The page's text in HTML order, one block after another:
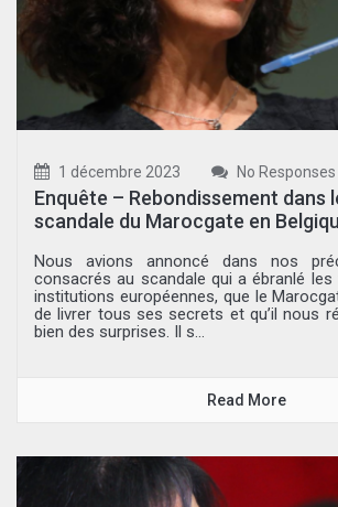
1 décembre 2023 No Responses
Enquête – Rebondissement dans
scandale du Marocgate en
Nous avions annoncé dans nos
consacrés au scandale qui a ébranlé
institutions européennes, que le
de livrer tous ses secrets et qu’il nous
bien des surprises. Il s...
Read More